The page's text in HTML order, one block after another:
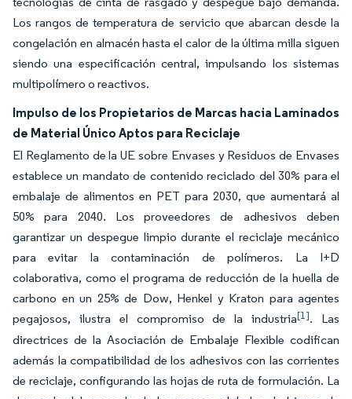
Los rangos de temperatura de servicio que abarcan desde la
congelación en almacén hasta el calor de la última milla siguen
siendo una especificación central, impulsando los sistemas
multipolímero o reactivos.
Impulso de los Propietarios de Marcas hacia Laminados
de Material Único Aptos para Reciclaje
El Reglamento de la UE sobre Envases y Residuos de Envases
establece un mandato de contenido reciclado del 30% para el
embalaje de alimentos en PET para 2030, que aumentará al
50% para 2040. Los proveedores de adhesivos deben
garantizar un despegue limpio durante el reciclaje mecánico
para evitar la contaminación de polímeros. La I+D
colaborativa, como el programa de reducción de la huella de
carbono en un 25% de Dow, Henkel y Kraton para agentes
pegajosos, ilustra el compromiso de la industria[1]. Las
directrices de la Asociación de Embalaje Flexible codifican
además la compatibilidad de los adhesivos con las corrientes
de reciclaje, configurando las hojas de ruta de formulación. La